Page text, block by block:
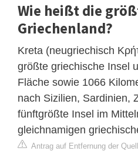
Wie heißt die
Griechenland?
Kreta (neugriechisch
größte griechische Insel
Fläche sowie 1066
nach Sizilien, Sardinien,
fünftgrößte Insel im
gleichnamigen
Antrag auf Entfernung der